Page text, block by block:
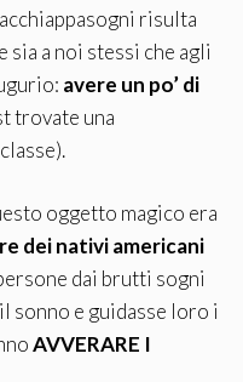
risulta
sia a noi stessi che agli
avere un po’ di
trovate una
oggetto magico era
dei nativi americani
dai brutti sogni
sonno e guidasse loro i
AVVERARE I